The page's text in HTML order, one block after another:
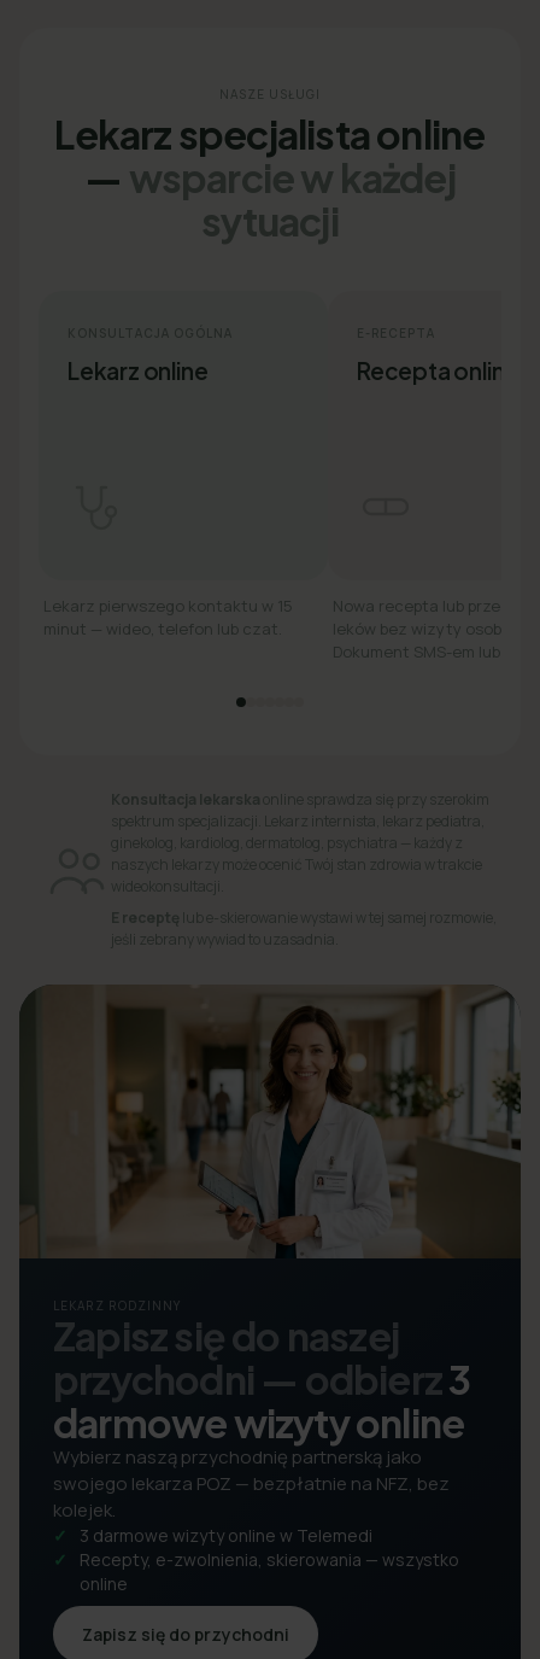
NASZE USŁUGI
Lekarz specjalista online
— wsparcie w każdej
sytuacji
Lekarz online
Lekarz pierwszego kontaktu w 15
minut — wideo, telefon lub czat.
E-RECEPTA
Recepta online
Nowa recepta lub
leków bez wizyty osobiście.
Dokument SMS-em lub e-
Konsultacja lekarskaonline sprawdza się przy szerokim
spektrum specjalizacji. Lekarz internista, lekarz pediatra,
ginekolog, kardiolog, dermatolog, psychiatra — każdy z
naszych lekarzy może ocenić Twój stan zdrowia w trakcie
wideokonsultacji.
E receptę lub e-skierowanie wystawi w tej samej rozmowie,
jeśli zebrany wywiad to uzasadnia.
LEKARZ RODZINNY
Zapisz się do naszej
przychodni — odbierz3
darmowe wizyty online
Wybierz naszą przychodnię partnerską jako
swojego lekarza POZ — bezpłatnie na NFZ, bez
kolejek.
3 darmowe wizyty online w Telemedi
Recepty, e-zwolnienia, skierowania — wszystko
online
Zapisz się do przychodni